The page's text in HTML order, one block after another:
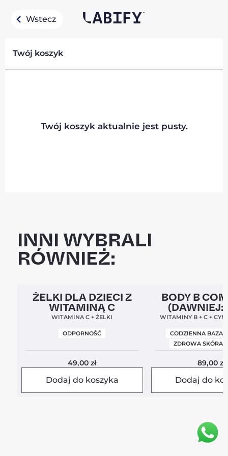
Wstecz
Twój koszyk
Twój koszyk aktualnie jest pusty.
INNI WYBRALI
RÓWNIEŻ:
Clean Label 5,0
ŻELKI DLA DZIECI Z
WITAMINĄ C
WITAMINA C + ŻELKI
ODPORNOŚĆ
49,00zł
Dodaj do koszyka
Clean Label Nowa
BODY B
(DAWNIEJ:
WITAMINY B + C +
CODZIENNA BAZA
ZDROWA SKÓRA I
89,00zł
Dodaj do